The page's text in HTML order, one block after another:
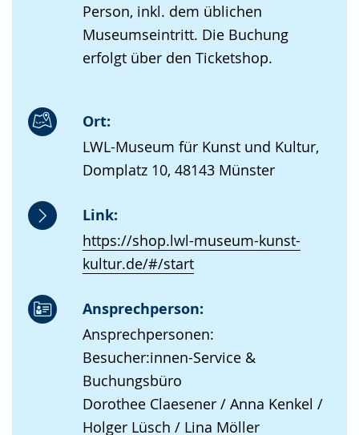
Person, inkl. dem üblichen
Museumseintritt. Die Buchung
erfolgt über den Ticketshop.
Ort:
LWL-Museum für Kunst und Kultur,
Domplatz 10, 48143 Münster
Link:
https://shop.lwl-museum-kunst-
kultur.de/#/start
Ansprechperson:
Ansprechpersonen:
Besucher:innen-Service &
Buchungsbüro
Dorothee Claesener / Anna Kenkel /
Holger Lüsch / Lina Möller